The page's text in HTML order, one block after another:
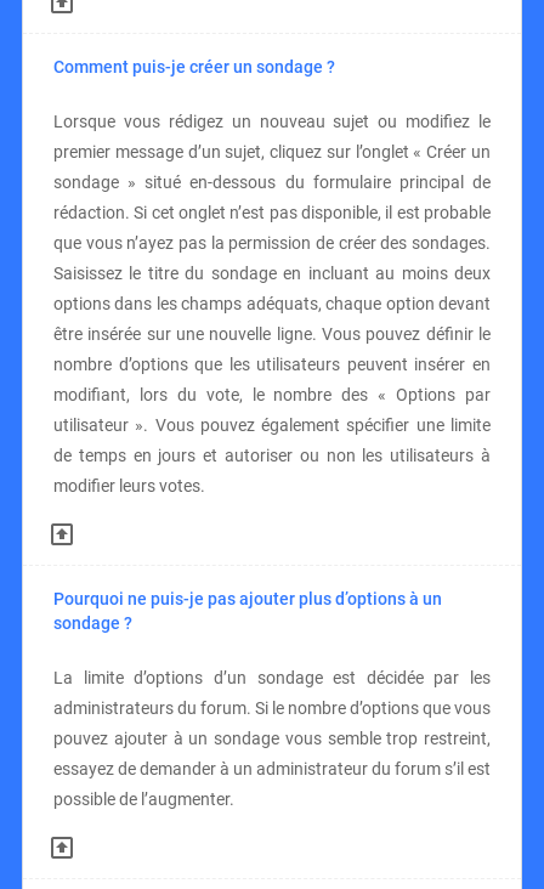
Comment puis-je créer un sondage ?
Lorsque vous rédigez un nouveau sujet ou modifiez le
premier message d’un sujet, cliquez sur l’onglet « Créer un
sondage » situé en-dessous du formulaire principal de
rédaction. Si cet onglet n’est pas disponible, il est probable
que vous n’ayez pas la permission de créer des sondages.
Saisissez le titre du sondage en incluant au moins deux
options dans les champs adéquats, chaque option devant
être insérée sur une nouvelle ligne. Vous pouvez définir le
nombre d’options que les utilisateurs peuvent insérer en
modifiant, lors du vote, le nombre des « Options par
utilisateur ». Vous pouvez également spécifier une limite
de temps en jours et autoriser ou non les utilisateurs à
modifier leurs votes.
Pourquoi ne puis-je pas ajouter plus d’options à un
sondage ?
La limite d’options d’un sondage est décidée par les
administrateurs du forum. Si le nombre d’options que vous
pouvez ajouter à un sondage vous semble trop restreint,
essayez de demander à un administrateur du forum s’il est
possible de l’augmenter.